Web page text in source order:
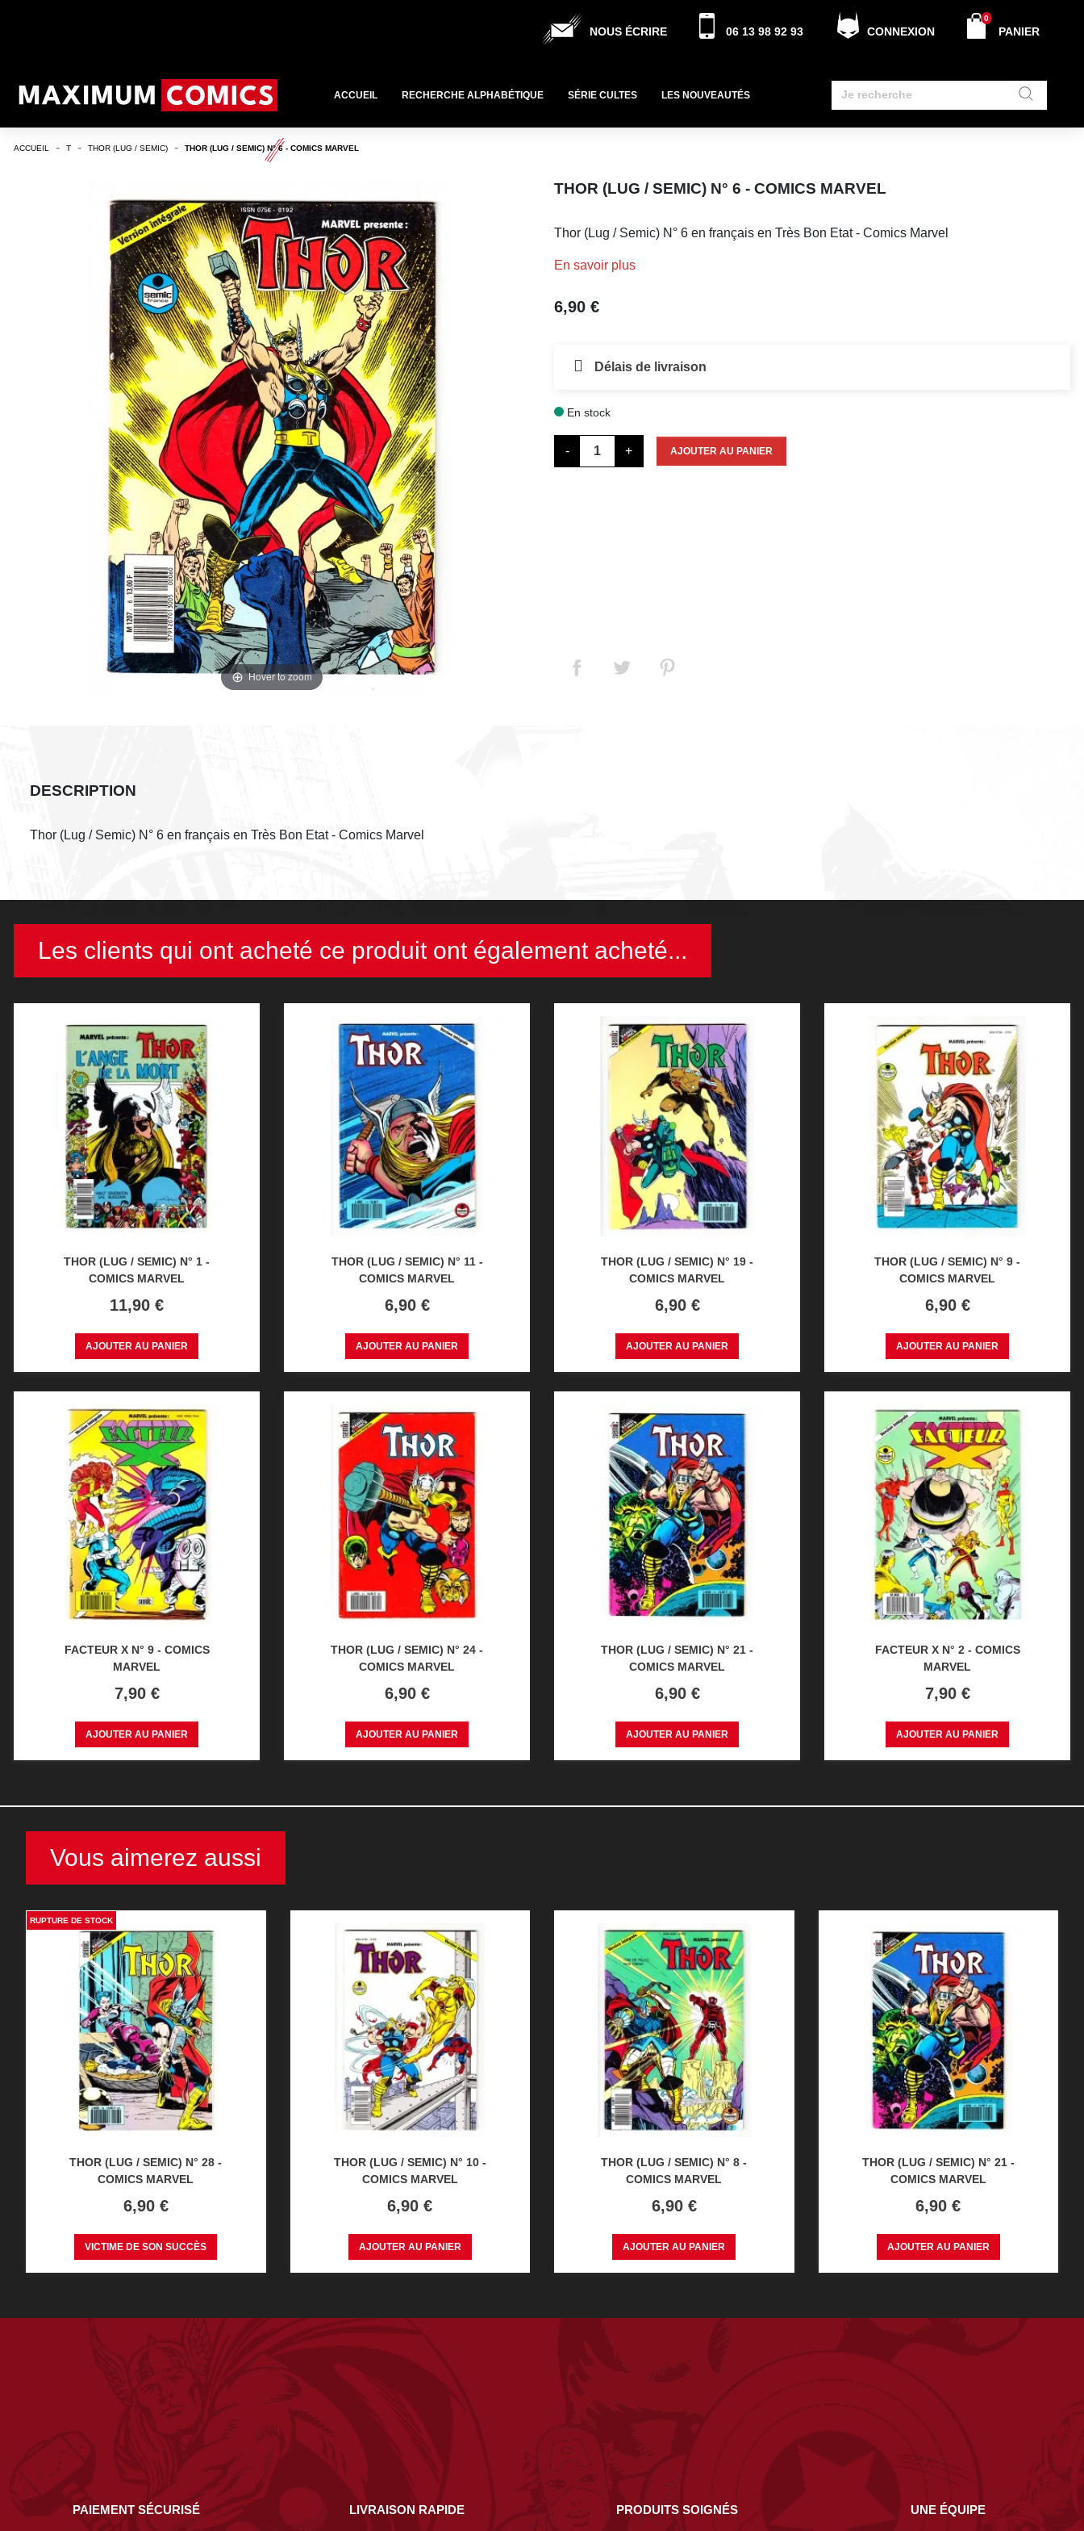
NOUS ÉCRIRE 06 13 98 92 93 CONNEXION PANIER
0
ACCUEIL RECHERCHE ALPHABÉTIQUE SÉRIE CULTES LES NOUVEAUTÉS
ACCUEIL T THOR (LUG / SEMIC) THOR (LUG / SEMIC) N° 6 - COMICS MARVEL
Hover to zoom
THOR (LUG / SEMIC) N° 6 - COMICS MARVEL
Thor (Lug / Semic) N° 6 en français en Très Bon Etat - Comics Marvel
En savoir plus
6,90 €
Délais de livraison
En stock
- + AJOUTER AU PANIER
DESCRIPTION
Thor (Lug / Semic) N° 6 en français en Très Bon Etat - Comics Marvel
Les clients qui ont acheté ce produit ont également acheté...
THOR (LUG / SEMIC) N° 1 -
COMICS MARVEL
Prix
11,90 €
AJOUTER AU PANIER
THOR (LUG / SEMIC) N° 11 -
COMICS MARVEL
Prix
6,90 €
AJOUTER AU PANIER
THOR (LUG / SEMIC) N° 19 -
COMICS MARVEL
Prix
6,90 €
AJOUTER AU PANIER
THOR (LUG / SEMIC) N° 9 -
COMICS MARVEL
Prix
6,90 €
AJOUTER AU PANIER
FACTEUR X N° 9 - COMICS
MARVEL
Prix
7,90 €
AJOUTER AU PANIER
THOR (LUG / SEMIC) N° 24 -
COMICS MARVEL
Prix
6,90 €
AJOUTER AU PANIER
THOR (LUG / SEMIC) N° 21 -
COMICS MARVEL
Prix
6,90 €
AJOUTER AU PANIER
FACTEUR X N° 2 - COMICS
MARVEL
Prix
7,90 €
AJOUTER AU PANIER
Vous aimerez aussi
THOR (LUG / SEMIC) N° 28 -
COMICS MARVEL
Prix
6,90 €
VICTIME DE SON SUCCÈS
RUPTURE DE STOCK
THOR (LUG / SEMIC) N° 10 -
COMICS MARVEL
Prix
6,90 €
AJOUTER AU PANIER
THOR (LUG / SEMIC) N° 8 -
COMICS MARVEL
Prix
6,90 €
AJOUTER AU PANIER
THOR (LUG / SEMIC) N° 21 -
COMICS MARVEL
Prix
6,90 €
AJOUTER AU PANIER
PAIEMENT SÉCURISÉ LIVRAISON RAPIDE PRODUITS SOIGNÉS UNE ÉQUIPE